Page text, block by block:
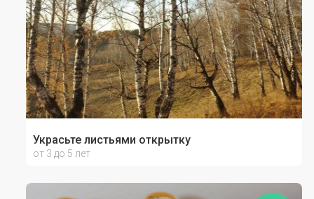
Украсьте листьями открытку
от 3 до 5 лет